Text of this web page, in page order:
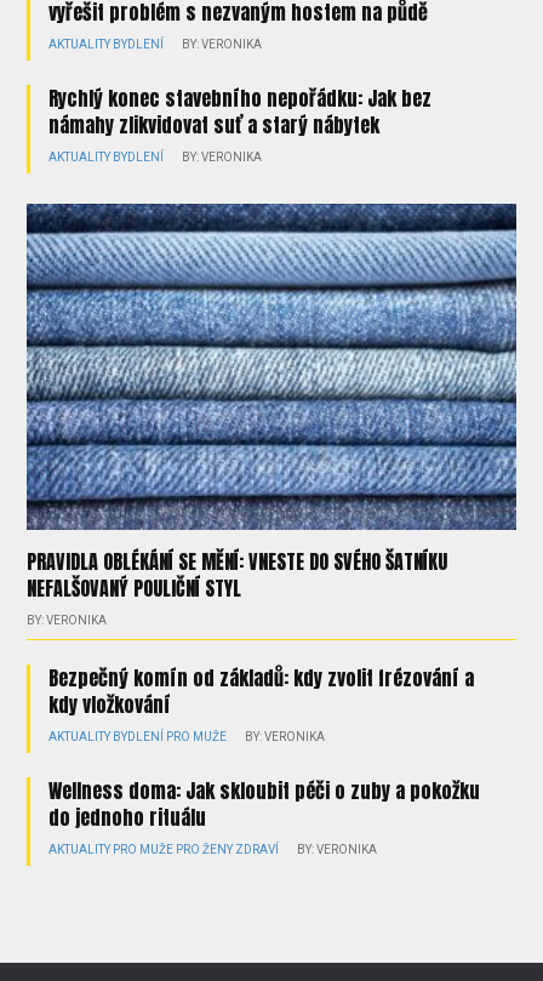
vyřešit problém s nezvaným hostem na půdě
AKTUALITY BYDLENÍ BY: VERONIKA
Rychlý konec stavebního nepořádku: Jak bez
námahy zlikvidovat suť a starý nábytek
AKTUALITY BYDLENÍ BY: VERONIKA
PRAVIDLA OBLÉKÁNÍ SE MĚNÍ: VNESTE DO SVÉHO ŠATNÍKU
NEFALŠOVANÝ POULIČNÍ STYL
BY: VERONIKA
Bezpečný komín od základů: kdy zvolit frézování a
kdy vložkování
AKTUALITY BYDLENÍ PRO MUŽE BY: VERONIKA
Wellness doma: Jak skloubit péči o zuby a pokožku
do jednoho rituálu
AKTUALITY PRO MUŽE PRO ŽENY ZDRAVÍ BY: VERONIKA